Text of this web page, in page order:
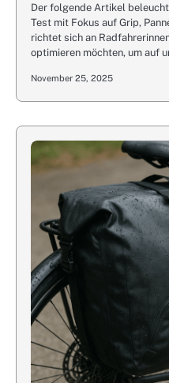
Der folgende Artikel
Test mit Fokus auf Grip,
richtet sich an
optimieren möchten, um auf
November 25, 2025